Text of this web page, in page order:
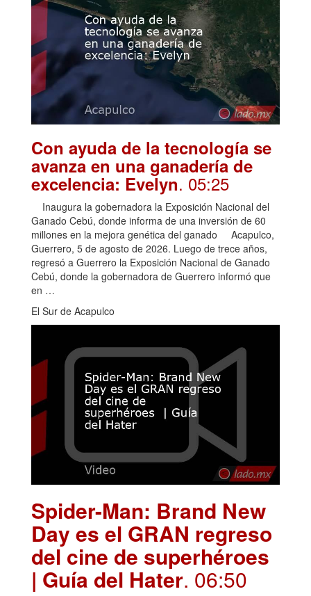
Con ayuda de la tecnología se
avanza en una ganadería de
excelencia: Evelyn. 05:25
Inaugura la gobernadora la Exposición Nacional del
Ganado Cebú, donde informa de una inversión de 60
millones en la mejora genética del ganado Acapulco,
Guerrero, 5 de agosto de 2026. Luego de trece años,
regresó a Guerrero la Exposición Nacional de Ganado
Cebú, donde la gobernadora de Guerrero informó que
en …
El Sur de Acapulco
Spider-Man: Brand New
Day es el GRAN regreso
del cine de superhéroes
| Guía del Hater. 06:50